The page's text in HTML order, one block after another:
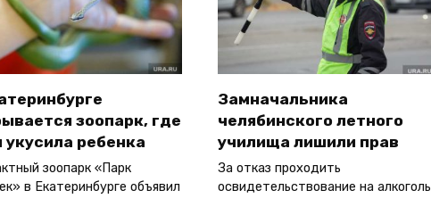
зоопарк, где
укусила ребенка
зоопарк «Парк
в Екатеринбурге объявил
Замначальника
челябинского летного
училища лишили прав
За отказ проходить
освидетельствование на алкоголь